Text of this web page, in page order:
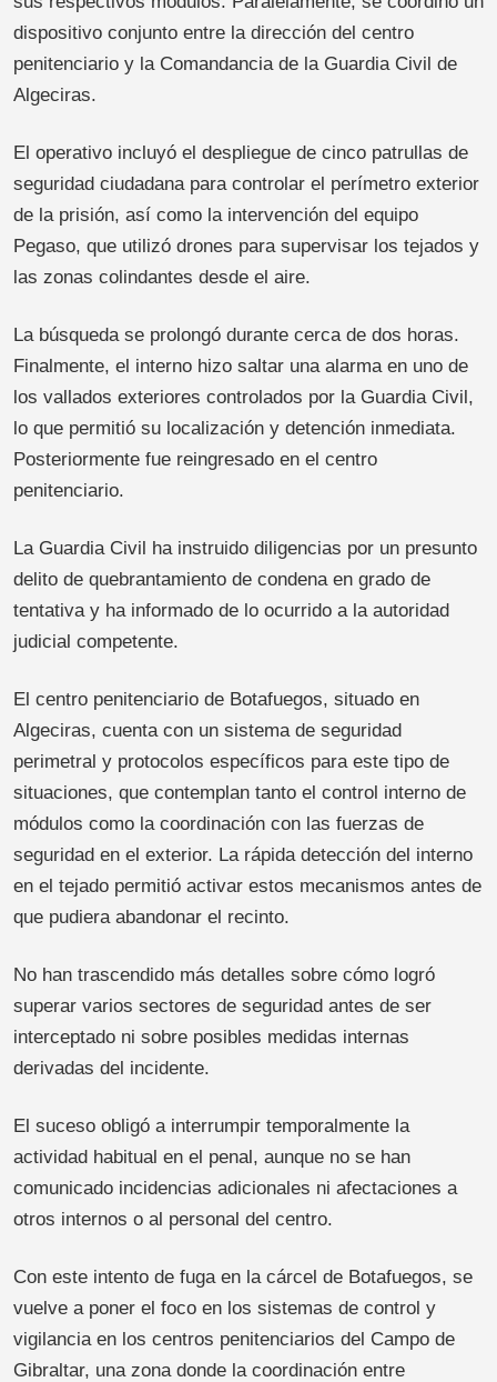
dispositivo conjunto entre la dirección del centro
penitenciario y la Comandancia de la Guardia Civil de
Algeciras.
El operativo incluyó el despliegue de cinco patrullas de
seguridad ciudadana para controlar el perímetro exterior
de la prisión, así como la intervención del equipo
Pegaso, que utilizó drones para supervisar los tejados y
las zonas colindantes desde el aire.
La búsqueda se prolongó durante cerca de dos horas.
Finalmente, el interno hizo saltar una alarma en uno de
los vallados exteriores controlados por la Guardia Civil,
lo que permitió su localización y detención inmediata.
Posteriormente fue reingresado en el centro
penitenciario.
La Guardia Civil ha instruido diligencias por un presunto
delito de quebrantamiento de condena en grado de
tentativa y ha informado de lo ocurrido a la autoridad
judicial competente.
El centro penitenciario de Botafuegos, situado en
Algeciras, cuenta con un sistema de seguridad
perimetral y protocolos específicos para este tipo de
situaciones, que contemplan tanto el control interno de
módulos como la coordinación con las fuerzas de
seguridad en el exterior. La rápida detección del interno
en el tejado permitió activar estos mecanismos antes de
que pudiera abandonar el recinto.
No han trascendido más detalles sobre cómo logró
superar varios sectores de seguridad antes de ser
interceptado ni sobre posibles medidas internas
derivadas del incidente.
El suceso obligó a interrumpir temporalmente la
actividad habitual en el penal, aunque no se han
comunicado incidencias adicionales ni afectaciones a
otros internos o al personal del centro.
Con este intento de fuga en la cárcel de Botafuegos, se
vuelve a poner el foco en los sistemas de control y
vigilancia en los centros penitenciarios del Campo de
Gibraltar, una zona donde la coordinación entre